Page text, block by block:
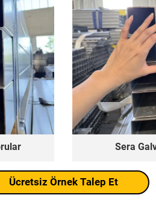
Sera
Ücretsiz Örnek Talep Et